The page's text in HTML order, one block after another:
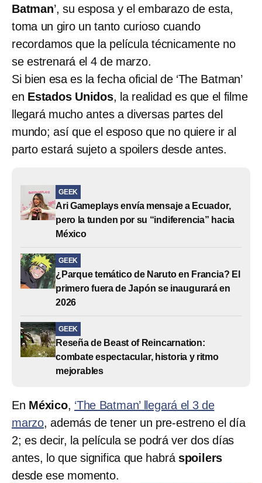
Batman’, su esposa y el embarazo de esta,
toma un giro un tanto curioso cuando
recordamos que la película técnicamente no
se estrenará el 4 de marzo.
Si bien esa es la fecha oficial de ‘The Batman’
en Estados Unidos, la realidad es que el filme
llegará mucho antes a diversas partes del
mundo; así que el esposo que no quiere ir al
parto estará sujeto a spoilers desde antes.
GEEK
Ari Gameplays envía mensaje a Ecuador,
pero la tunden por su “indiferencia” hacia
México
GEEK
¿Parque temático de Naruto en Francia? El
primero fuera de Japón se inaugurará en
2026
GEEK
Reseña de Beast of Reincarnation:
combate espectacular, historia y ritmo
mejorables
En México, ‘The Batman’ llegará el 3 de
marzo, además de tener un pre-estreno el día
2; es decir, la película se podrá ver dos días
antes, lo que significa que habrá spoilers
desde ese momento.